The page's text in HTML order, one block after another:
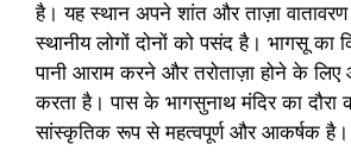
है। यह स्थान अपने शांत और ताज़ा
स्थानीय लोगों दोनों को पसंद है। भागसू का
पानी आराम करने और तरोताज़ा होने के लिए
करता है। पास के भागसुनाथ मंदिर का
सांस्कृतिक रूप से महत्वपूर्ण और आकर्षक है।